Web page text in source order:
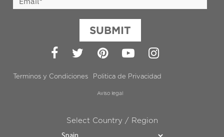
SUBMIT
Facebook
TwitterPinterest
YouTubeInstagram
Terminos y Condiciones Politica de Privacidad
Aviso legal
Select Country / Region